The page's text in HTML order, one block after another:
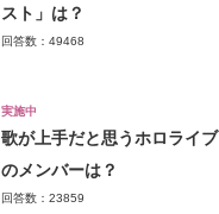
スト」は？
回答数：49468
実施中
歌が上手だと思うホロライブ
のメンバーは？
回答数：23859